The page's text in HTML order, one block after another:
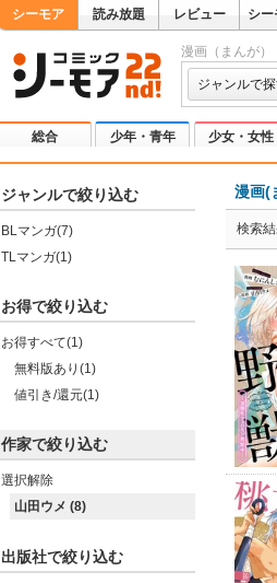
シーモア 読み放題 レビュー シー
漫画（まんが）
ジャンルで
総合 少年・青年 少女・女性
ジャンルで絞り込む
BLマンガ(7)
TLマンガ(1)
お得で絞り込む
お得すべて(1)
無料版あり(1)
値引き/還元(1)
作家で絞り込む
選択解除
山田ウメ (8)
出版社で絞り込む
漫画(
検索